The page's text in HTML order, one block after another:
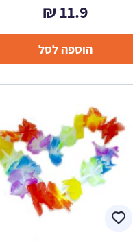
11.9
₪
הוספה לסל